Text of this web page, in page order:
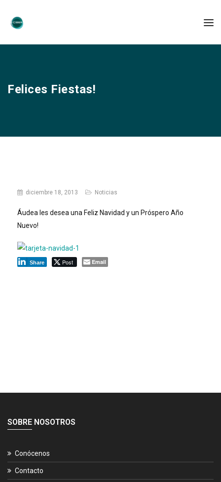
Felices Fiestas!
diciembre 18, 2013 Noticias
Áudea les desea una Feliz Navidad y un Próspero Año
Nuevo!
Share Post Email
SOBRE NOSOTROS
Conócenos
Contacto